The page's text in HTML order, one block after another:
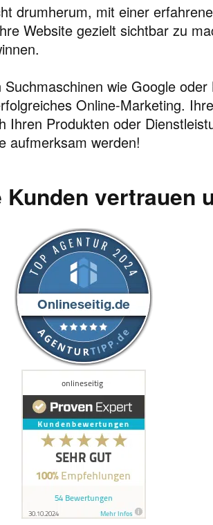
drumherum, mit einer
Website gezielt sichtbar zu
wie Google oder
Online-Marketing.
Ihren Produkten oder
aufmerksam werden!
Kunden vertrauen